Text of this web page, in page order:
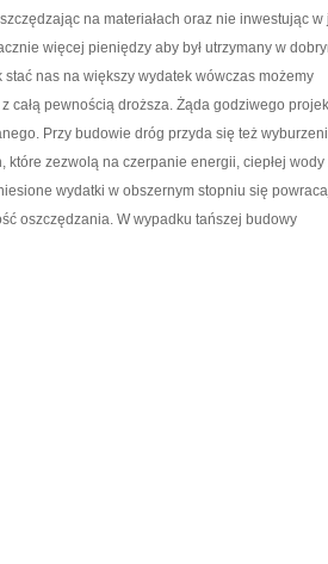
na materiałach oraz nie inwestując w
więcej pieniędzy aby był utrzymany w
nas na większy wydatek wówczas możemy
całą pewnością droższa. Żąda godziwego
Przy budowie dróg przyda się też
zezwolą na czerpanie energii, ciepłej wody
wydatki w obszernym stopniu się
oszczędzania. W wypadku tańszej budowy